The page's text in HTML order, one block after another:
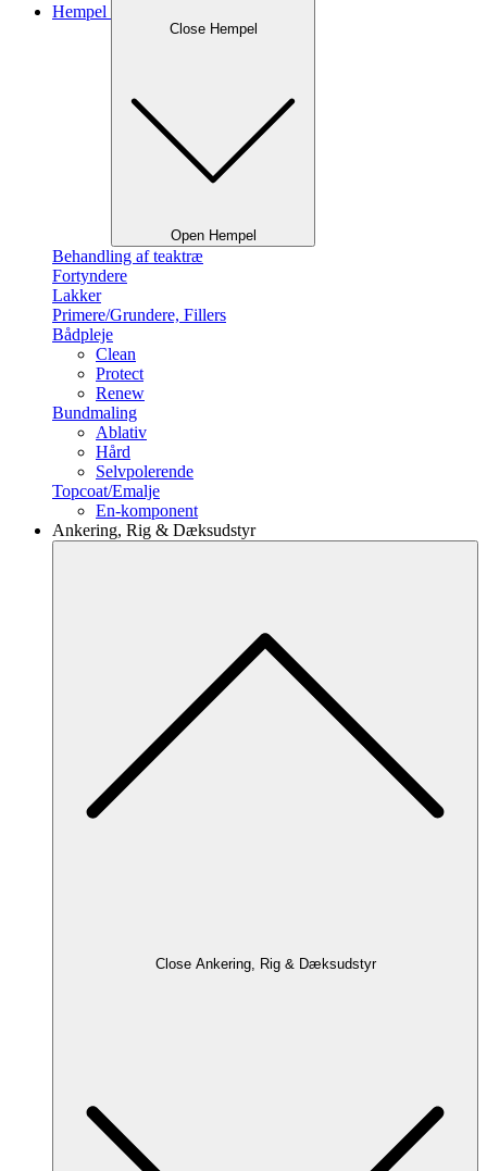
Hempel
Close Hempel
Open Hempel
Behandling af teaktræ
Fortyndere
Lakker
Primere/Grundere, Fillers
Bådpleje
Clean
Protect
Renew
Bundmaling
Ablativ
Hård
Selvpolerende
Topcoat/Emalje
En-komponent
Ankering, Rig & Dæksudstyr
Close Ankering, Rig & Dæksudstyr